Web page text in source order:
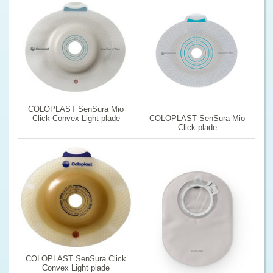
COLOPLAST SenSura Mio
Click Convex Light plade
COLOPLAST SenSura Mio
Click plade
COLOPLAST SenSura Click
Convex Light plade